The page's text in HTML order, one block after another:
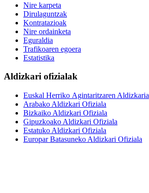
Nire karpeta
Dirulaguntzak
Kontratazioak
Nire ordainketa
Eguraldia
Trafikoaren egoera
Estatistika
Aldizkari ofizialak
Euskal Herriko Agintaritzaren Aldizkaria
Arabako Aldizkari Ofiziala
Bizkaiko Aldizkari Ofiziala
Gipuzkoako Aldizkari Ofiziala
Estatuko Aldizkari Ofiziala
Europar Batasuneko Aldizkari Ofiziala